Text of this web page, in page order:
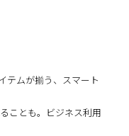
テムが揃う、スマート
ことも。ビジネス利用